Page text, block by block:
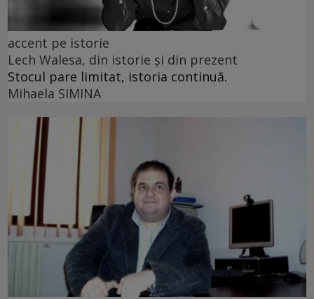
accent pe istorie
Lech Walesa, din istorie și din prezent
Stocul pare limitat, istoria continuă.
Mihaela SIMINA